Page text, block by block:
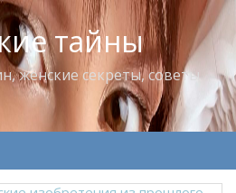
тайны
женские секреты, советы